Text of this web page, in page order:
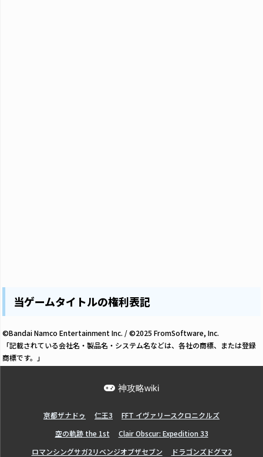
当ゲームタイトルの権利表記
©Bandai Namco Entertainment Inc. / ©2025 FromSoftware, Inc.
「記載されている会社名・製品名・システム名などは、各社の商標、または登録
商標です。」
神攻略wiki
亰都ザナドゥ 仁王3
FFT イヴァリースクロニクルズ
空の軌跡 the 1st
Clair Obscur: Expedition 33
ロマンシングサガ2リベンジオブザセブン
ドラゴンズドグマ2